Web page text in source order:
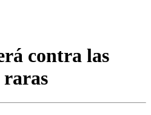
contra las
raras